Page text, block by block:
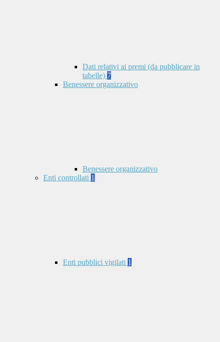
Dati relativi ai premi (da pubblicare in
tabelle) 7
Benessere organizzativo
Benessere organizzativo
Enti controllati 1
Enti pubblici vigilati 1